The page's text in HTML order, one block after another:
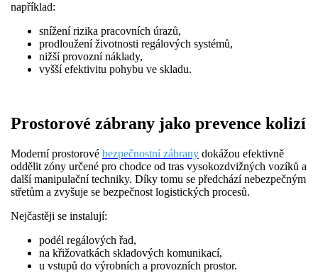
například:
snížení rizika pracovních úrazů,
prodloužení životnosti regálových systémů,
nižší provozní náklady,
vyšší efektivitu pohybu ve skladu.
Prostorové zábrany jako prevence kolizí
Moderní prostorové bezpečnostní zábrany dokážou efektivně
oddělit zóny určené pro chodce od tras vysokozdvižných vozíků a
další manipulační techniky. Díky tomu se předchází nebezpečným
střetům a zvyšuje se bezpečnost logistických procesů.
Nejčastěji se instalují:
podél regálových řad,
na křižovatkách skladových komunikací,
u vstupů do výrobních a provozních prostor.